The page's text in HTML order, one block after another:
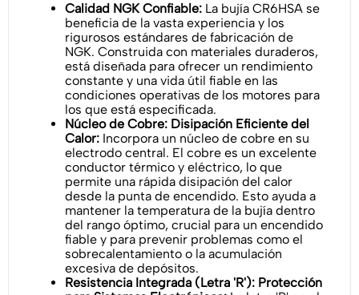
Calidad NGK Confiable: La bujía CR6HSA se
beneficia de la vasta experiencia y los
rigurosos estándares de fabricación de
NGK. Construida con materiales duraderos,
está diseñada para ofrecer un rendimiento
constante y una vida útil fiable en las
condiciones operativas de los motores para
los que está especificada.
Núcleo de Cobre: Disipación Eficiente del
Calor: Incorpora un núcleo de cobre en su
electrodo central. El cobre es un excelente
conductor térmico y eléctrico, lo que
permite una rápida disipación del calor
desde la punta de encendido. Esto ayuda a
mantener la temperatura de la bujía dentro
del rango óptimo, crucial para un encendido
fiable y para prevenir problemas como el
sobrecalentamiento o la acumulación
excesiva de depósitos.
Resistencia Integrada (Letra 'R'): Protección